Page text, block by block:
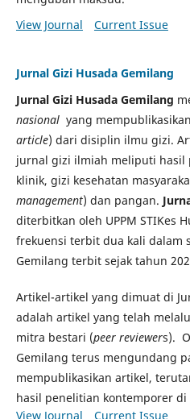
View Journal
Current Issue
Jurnal Gizi Husada Gemilang
Jurnal Gizi Husada Gemilang
nasionalyang
article) dari disiplin ilmu gizi.
jurnal gizi ilmiah meliputi
klinik, gizi kesehatan
management) dan pangan.
diterbitkan oleh UPPM STIKes
frekuensi terbit dua kali dalam
Gemilang terbit sejak tahun
Artikel-artikel yang dimuat di
adalah artikel yang telah
mitra bestari (peer reviewers).
Gemilang terus mengundang
mempublikasikan artikel,
hasil penelitian kontemporer
View Journal
Current Issue